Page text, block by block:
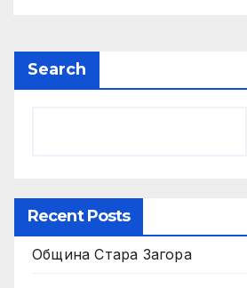
Search
Recent Posts
Община Стара Загора